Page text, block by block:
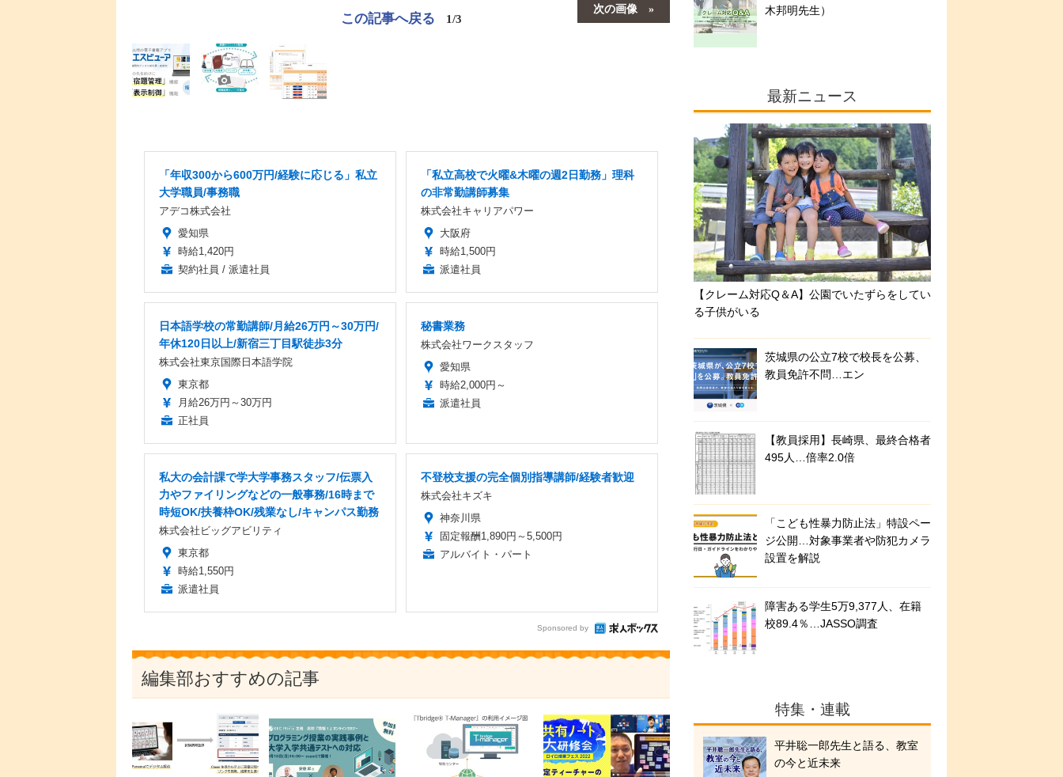
次の画像
この記事へ戻る 1/3
「年収300から600万円/経験に応じる」私立
大学職員/事務職
アデコ株式会社
愛知県
時給1,420円
契約社員 / 派遣社員
「私立高校で火曜&木曜の週2日勤務」理科
の非常勤講師募集
株式会社キャリアパワー
大阪府
時給1,500円
派遣社員
日本語学校の常勤講師/月給26万円～30万円/
年休120日以上/新宿三丁目駅徒歩3分
株式会社東京国際日本語学院
東京都
月給26万円～30万円
正社員
秘書業務
株式会社ワークスタッフ
愛知県
時給2,000円～
派遣社員
私大の会計課で学大学事務スタッフ/伝票入
力やファイリングなどの一般事務/16時まで
時短OK/扶養枠OK/残業なし/キャンパス勤務
株式会社ビッグアビリティ
東京都
時給1,550円
派遣社員
不登校支援の完全個別指導講師/経験者歓迎
株式会社キズキ
神奈川県
固定報酬1,890円～5,500円
アルバイト・パート
Sponsored by
編集部おすすめの記事
木邦明先生）
最新ニュース
【クレーム対応Q＆A】公園でいたずらをしてい
る子供がいる
茨城県の公立7校で校長を公募、
教員免許不問…エン
【教員採用】長崎県、最終合格者
495人…倍率2.0倍
「こども性暴力防止法」特設ペー
ジ公開…対象事業者や防犯カメラ
設置を解説
障害ある学生5万9,377人、在籍
校89.4％…JASSO調査
特集・連載
平井聡一郎先生と語る、教室
の今と近未来